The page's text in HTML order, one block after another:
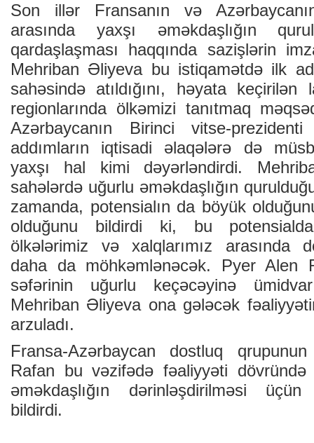
Son illər Fransanın və
arasında yaxşı əməkdaşlığın
qardaşlaşması haqqında sazişlərin
Mehriban Əliyeva bu istiqamətdə ilk
sahəsində atıldığını, həyata keçirilən
regionlarında ölkəmizi tanıtmaq
Azərbaycanın Birinci vitse-
addımların iqtisadi əlaqələrə də
yaxşı hal kimi dəyərləndirdi.
sahələrdə uğurlu əməkdaşlığın
zamanda, potensialın da böyük
olduğunu bildirdi ki, bu
ölkələrimiz və xalqlarımız arasında
daha da möhkəmlənəcək. Pyer Alen
səfərinin uğurlu keçəcəyinə
Mehriban Əliyeva ona gələcək
arzuladı.
Fransa-Azərbaycan dostluq
Rafan bu vəzifədə fəaliyyəti dövründə
əməkdaşlığın dərinləşdirilməsi üçün
bildirdi.